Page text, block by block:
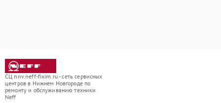
СЦ nnv.neff-fixim.ru - сеть сервисных
центров в Нижнем Новгороде по
ремонту и обслуживанию техники
Neff